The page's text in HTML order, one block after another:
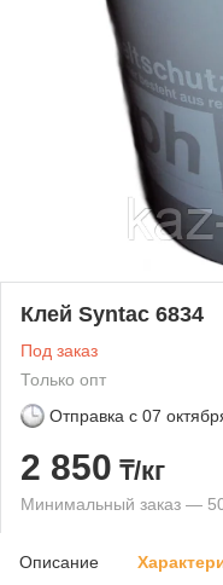
Клей Syntac 6834
Под заказ
Только опт
Отправка с 07
2 850 ₸/кг
Минимальный заказ —
Описание